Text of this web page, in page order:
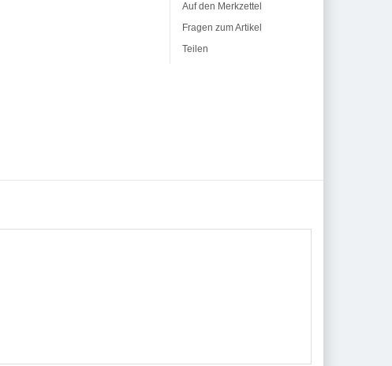
Auf den Merkzettel
Fragen zum Artikel
Teilen